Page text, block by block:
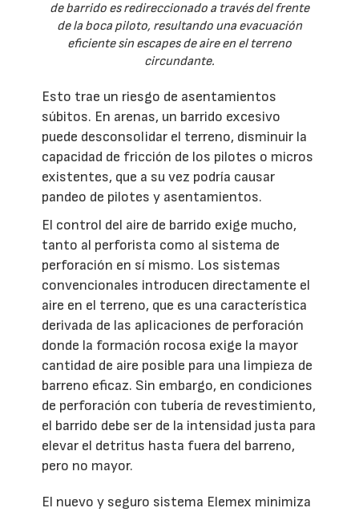
de barrido es redireccionado a través del frente
de la boca piloto, resultando una evacuación
eficiente sin escapes de aire en el terreno
circundante.
Esto trae un riesgo de asentamientos
súbitos. En arenas, un barrido excesivo
puede desconsolidar el terreno, disminuir la
capacidad de fricción de los pilotes o micros
existentes, que a su vez podría causar
pandeo de pilotes y asentamientos.
El control del aire de barrido exige mucho,
tanto al perforista como al sistema de
perforación en sí mismo. Los sistemas
convencionales introducen directamente el
aire en el terreno, que es una característica
derivada de las aplicaciones de perforación
donde la formación rocosa exige la mayor
cantidad de aire posible para una limpieza de
barreno eficaz. Sin embargo, en condiciones
de perforación con tubería de revestimiento,
el barrido debe ser de la intensidad justa para
elevar el detritus hasta fuera del barreno,
pero no mayor.
El nuevo y seguro sistema Elemex minimiza